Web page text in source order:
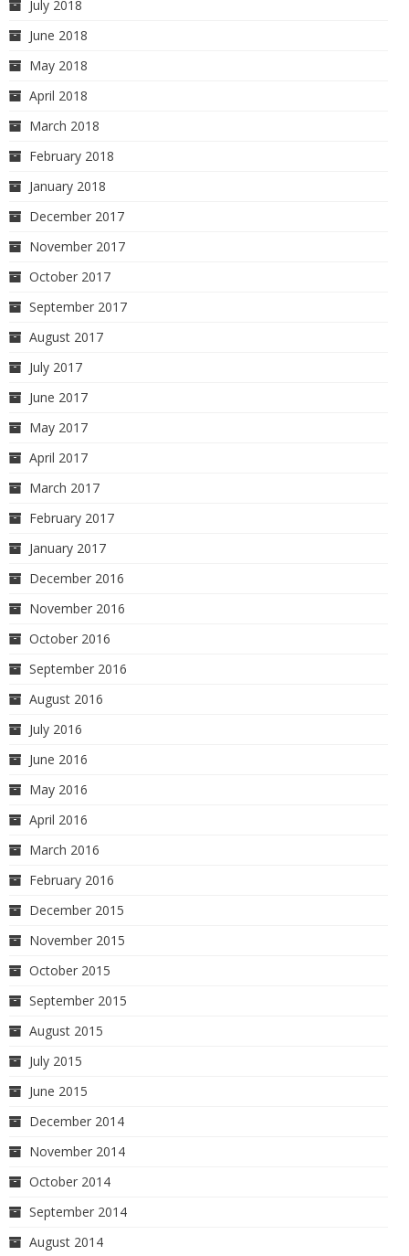
July 2018
June 2018
May 2018
April 2018
March 2018
February 2018
January 2018
December 2017
November 2017
October 2017
September 2017
August 2017
July 2017
June 2017
May 2017
April 2017
March 2017
February 2017
January 2017
December 2016
November 2016
October 2016
September 2016
August 2016
July 2016
June 2016
May 2016
April 2016
March 2016
February 2016
December 2015
November 2015
October 2015
September 2015
August 2015
July 2015
June 2015
December 2014
November 2014
October 2014
September 2014
August 2014